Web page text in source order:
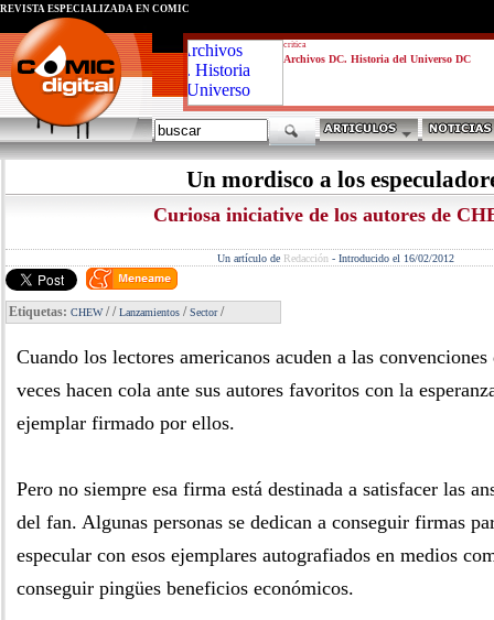
critica
Archivos DC. Historia del Universo DC
REVISTA ESPECIALIZADA EN CÓMIC
Un mordisco a los
Curiosa iniciative de los autores de
Un artículo de Redacción-Introducido el 16/02/2012
Etiquetas: CHEW//Lanzamientos /Sector/
Cuando los lectores americanos acuden a las
veces hacen cola ante sus autores favoritos con la
ejemplar firmado por ellos.
Pero no siempre esa firma está destinada a satisfacer las
del fan. Algunas personas se dedican a conseguir firmas
especular con esos ejemplares autografiados en medios
conseguir pingües beneficios económicos.